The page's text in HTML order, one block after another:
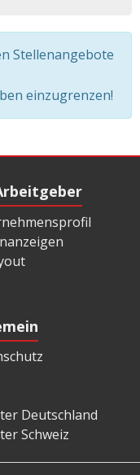
Stellenangebote
einzugrenzen!
Deutschland
Schweiz